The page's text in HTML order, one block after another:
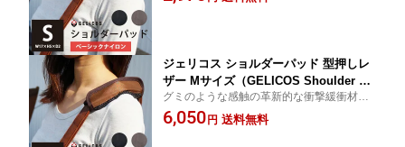
いショルダーパット！【正規販売店】
ジェリコス ショルダーパッド 型押しレ
ザー Mサイズ（GELICOS Shoulder Pa
d ゼロスタイル ジェルトロン テレビ 肩
パッド 丈夫 柔らかい 体圧分散）【ポイ
グミのような感触の革新的な衝撃緩衝材
「ジェルトロン」を採用した、肩にやさし
いショルダーパット！【正規販売店】
6,050 円 送料無料